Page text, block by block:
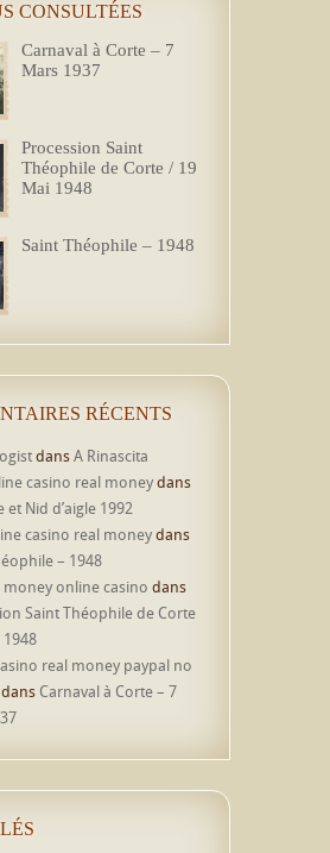
CONSULTÉES
Carnaval à Corte – 7
Mars 1937
Procession Saint
Théophile de Corte / 19
Mai 1948
Saint Théophile – 1948
RÉCENTS
dansA Rinascita
casino real moneydans
et Nid d’aigle 1992
casino real moneydans
– 1948
online casino dans
Saint Théophile de Corte
real money paypal no
dans Carnaval à Corte – 7